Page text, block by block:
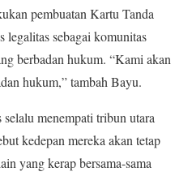
pembuatan Kartu Tanda
sebagai komunitas
berbadan hukum. “Kami akan
hukum,” tambah Bayu.
menempati tribun utara
kedepan mereka akan tetap
yang kerap bersama-sama